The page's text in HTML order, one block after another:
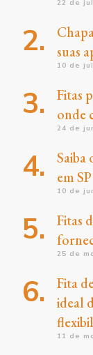
22 de
suas
10 de
Fitas
onde
24 de
em SP
10 de
Fitas
25 de
Fita
ideal
11 de